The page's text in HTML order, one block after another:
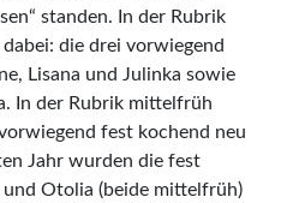
standen. In der Rubrik
die drei vorwiegend
Lisana und Julinka sowie
In der Rubrik mittelfrüh
fest kochend neu
Jahr wurden die fest
und Otolia (beide mittelfrüh)